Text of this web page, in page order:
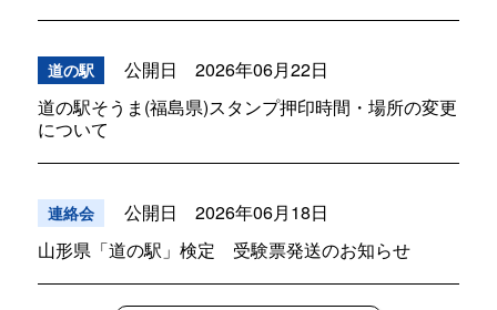
道の駅
公開日 2026年06月22日
道の駅そうま(福島県)スタンプ押印時間・場所の変更
について
連絡会
公開日 2026年06月18日
山形県「道の駅」検定 受験票発送のお知らせ